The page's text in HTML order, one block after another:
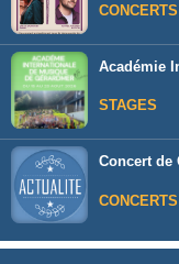
CONCERTS
Académie
STAGES
Concert de
CONCERTS